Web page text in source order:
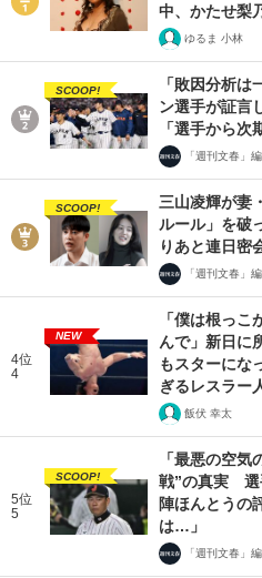
中、かたせ梨
ゆるま 小林
SCOOP!
「敗因分析
ン選手が証言
「選手から次
「週刊文春」
SCOOP!
三山凌輝が妻
ルール」を破
りあと連日密
「週刊文春」
4位
4
NEW
「僕は根っ
んで」新日に
もスターにな
ぎるレスラー
飯伏 幸太
5位
5
SCOOP!
「最悪の空
戦”の真実 選
陣ほんとうの
は…」
「週刊文春」